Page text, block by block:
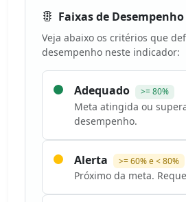
Faixas de Desempenho
Veja abaixo os critérios que
desempenho neste indicador:
Adequado >= 80%
Meta atingida ou
desempenho.
Alerta >= 60% e < 80%
Próximo da meta.